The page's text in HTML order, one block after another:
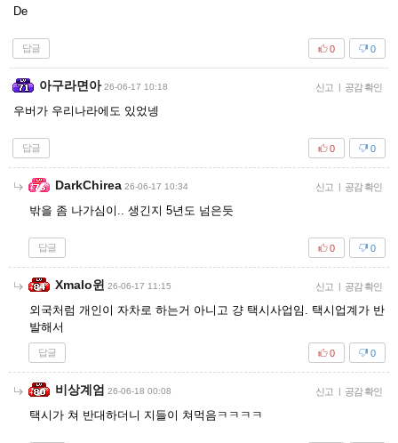
De
답글 0
0
아구라면아 26-06-17 10:18 신고 | 공감 확인
우버가 우리나라에도 있었넹
답글 0
0
DarkChirea 26-06-17 10:34 신고 | 공감 확인
밖을 좀 나가심이.. 생긴지 5년도 넘은듯
답글 0
0
Xmalo윈 26-06-17 11:15 신고 | 공감 확인
외국처럼 개인이 자차로 하는거 아니고 걍 택시사업임. 택시업계가 반
발해서
답글 0
0
비상계엄 26-06-18 00:08 신고 | 공감 확인
택시가 쳐 반대하더니 지들이 쳐먹음ㅋㅋㅋㅋ